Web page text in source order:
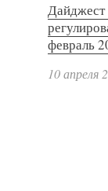
Дайджест
февраль
10 апреля